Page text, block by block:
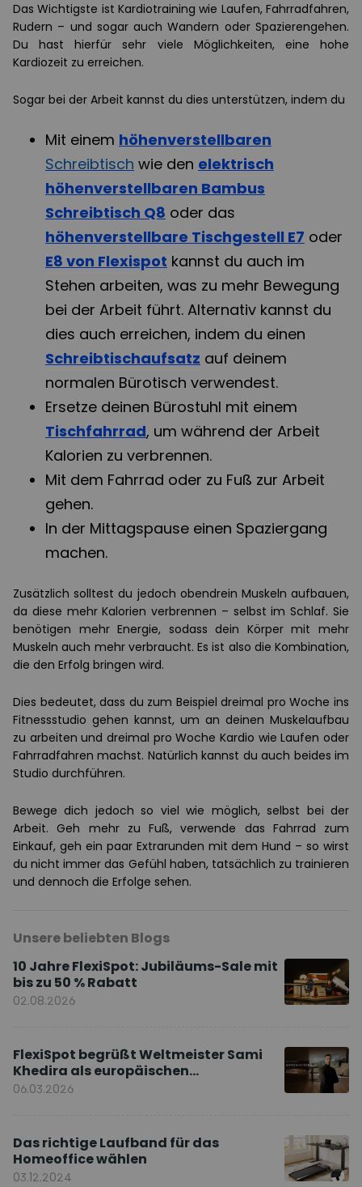
Das Wichtigste ist Kardiotraining wie Laufen, Fahrradfahren,
Rudern – und sogar auch Wandern oder Spazierengehen.
Du hast hierfür sehr viele Möglichkeiten, eine hohe
Kardiozeit zu erreichen.
Sogar bei der Arbeit kannst du dies unterstützen, indem du
Mit einem höhenverstellbaren
Schreibtisch wie den elektrisch
höhenverstellbaren Bambus
Schreibtisch Q8 oder das
höhenverstellbare Tischgestell E7 oder
E8 von Flexispot kannst du auch im
Stehen arbeiten, was zu mehr Bewegung
bei der Arbeit führt. Alternativ kannst du
dies auch erreichen, indem du einen
Schreibtischaufsatz auf deinem
normalen Bürotisch verwendest.
Ersetze deinen Bürostuhl mit einem
Tischfahrrad, um während der Arbeit
Kalorien zu verbrennen.
Mit dem Fahrrad oder zu Fuß zur Arbeit
gehen.
In der Mittagspause einen Spaziergang
machen.
Zusätzlich solltest du jedoch obendrein Muskeln aufbauen,
da diese mehr Kalorien verbrennen – selbst im Schlaf. Sie
benötigen mehr Energie, sodass dein Körper mit mehr
Muskeln auch mehr verbraucht. Es ist also die Kombination,
die den Erfolg bringen wird.
Dies bedeutet, dass du zum Beispiel dreimal pro Woche ins
Fitnessstudio gehen kannst, um an deinen Muskelaufbau
zu arbeiten und dreimal pro Woche Kardio wie Laufen oder
Fahrradfahren machst. Natürlich kannst du auch beides im
Studio durchführen.
Bewege dich jedoch so viel wie möglich, selbst bei der
Arbeit. Geh mehr zu Fuß, verwende das Fahrrad zum
Einkauf, geh ein paar Extrarunden mit dem Hund – so wirst
du nicht immer das Gefühl haben, tatsächlich zu trainieren
und dennoch die Erfolge sehen.
Unsere beliebten Blogs
10 Jahre FlexiSpot: Jubiläums-Sale mit
bis zu 50 % Rabatt
02.08.2026
FlexiSpot begrüßt Weltmeister Sami
Khedira als europäischen
Markenbotschafter
06.03.2026
Das richtige Laufband für das
Homeoffice wählen
03.12.2024